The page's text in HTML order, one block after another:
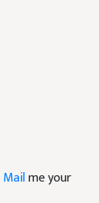
Mailme your